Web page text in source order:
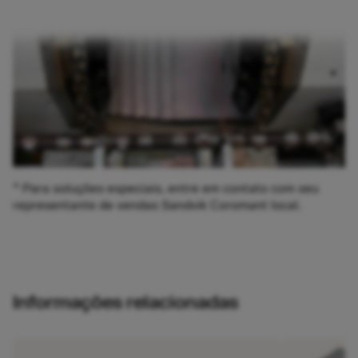
* Para soluções especiais, entre em contato com seu
representante de vendas Sandvik Coromant local.
Informações relacionadas